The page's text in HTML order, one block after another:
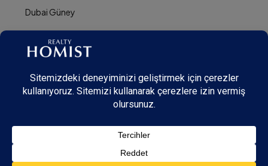
Dubai Güney
© Realty Homist - All rights reserved. 2026